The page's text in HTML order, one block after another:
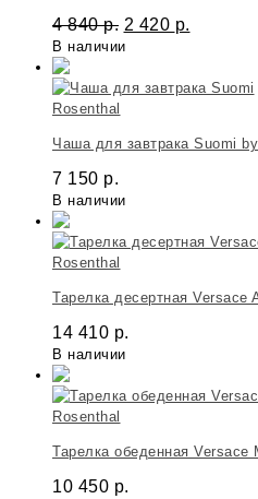
4 840р. 2 420 р.
В наличии
Rosenthal
Чаша для завтрака Suomi
7 150 р.
В наличии
Rosenthal
Тарелка десертная Versace
14 410 р.
В наличии
Rosenthal
Тарелка обеденная Versace
10 450 р.